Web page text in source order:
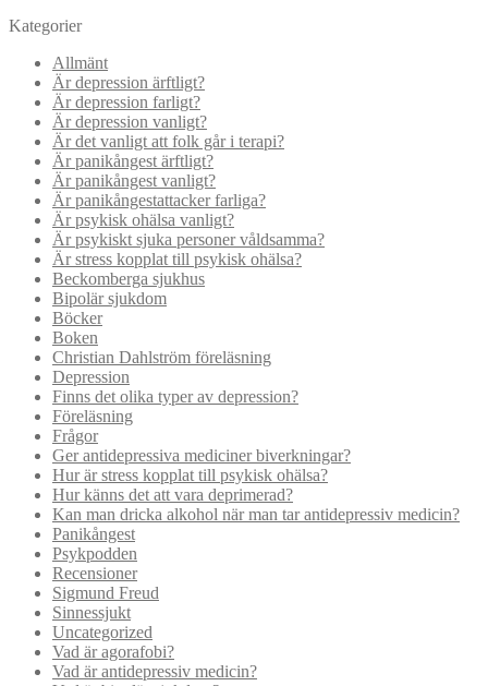
Kategorier
Allmänt
Är depression ärftligt?
Är depression farligt?
Är depression vanligt?
Är det vanligt att folk går i terapi?
Är panikångest ärftligt?
Är panikångest vanligt?
Är panikångestattacker farliga?
Är psykisk ohälsa vanligt?
Är psykiskt sjuka personer våldsamma?
Är stress kopplat till psykisk ohälsa?
Beckomberga sjukhus
Bipolär sjukdom
Böcker
Boken
Christian Dahlström föreläsning
Depression
Finns det olika typer av depression?
Föreläsning
Frågor
Ger antidepressiva mediciner biverkningar?
Hur är stress kopplat till psykisk ohälsa?
Hur känns det att vara deprimerad?
Kan man dricka alkohol när man tar antidepressiv medicin?
Panikångest
Psykpodden
Recensioner
Sigmund Freud
Sinnessjukt
Uncategorized
Vad är agorafobi?
Vad är antidepressiv medicin?